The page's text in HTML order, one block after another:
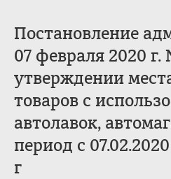
Постановление
07 февраля 2020
утверждении
товаров с
автолавок,
период с
г